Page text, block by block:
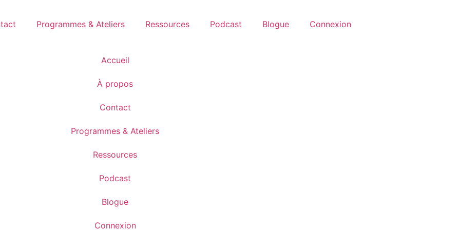
Programmes & Ateliers Ressources Podcast Blogue Connexion
Accueil
À propos
Contact
Programmes & Ateliers
Ressources
Podcast
Blogue
Connexion